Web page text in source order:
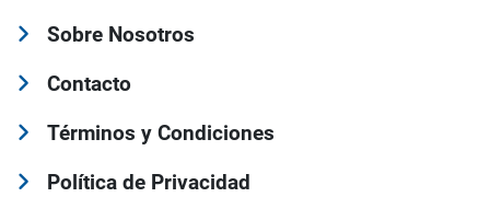
Sobre Nosotros
Contacto
Términos y Condiciones
Política de Privacidad